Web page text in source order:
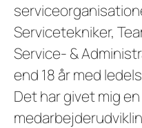
Servicetekniker,
Service- &
end 18 år med
Det har givet mig